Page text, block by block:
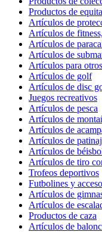
Productos de
Artículos de
Artículos de
Artículos de
Artículos de
Artículos para
Artículos de golf
Artículos de disc
Juegos recreativos
Artículos de pesca
Artículos de
Artículos de
Artículos de
Artículos de
Artículos de tiro
Trofeos deportivos
Futbolines y
Artículos de
Artículos de
Productos de caza
Artículos de